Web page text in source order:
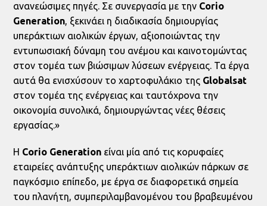
ανανεώσιμες πηγές. Σε συνεργασία με την Corio
Generation, ξεκινάει η διαδικασία δημιουργίας
υπεράκτιων αιολικών έργων, αξιοποιώντας την
εντυπωσιακή δύναμη του ανέμου και καινοτομώντας
στον τομέα των βιώσιμων λύσεων ενέργειας. Τα έργα
αυτά θα ενισχύσουν το χαρτοφυλάκιο της Globalsat
στον τομέα της ενέργειας και ταυτόχρονα την
οικονομία συνολικά, δημιουργώντας νέες θέσεις
εργασίας.»
Η Corio Generation είναι μία από τις κορυφαίες
εταιρείες ανάπτυξης υπεράκτιων αιολικών πάρκων σε
παγκόσμιο επίπεδο, με έργα σε διαφορετικά σημεία
του πλανήτη, συμπεριλαμβανομένου του βραβευμένου